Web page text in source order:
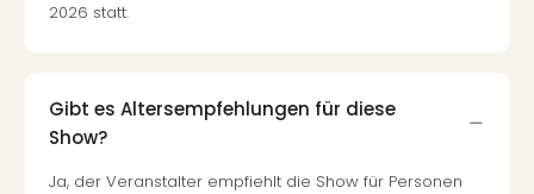
2026 statt.
Gibt es Altersempfehlungen für diese
Show?
Ja, der Veranstalter empfiehlt die Show für Personen